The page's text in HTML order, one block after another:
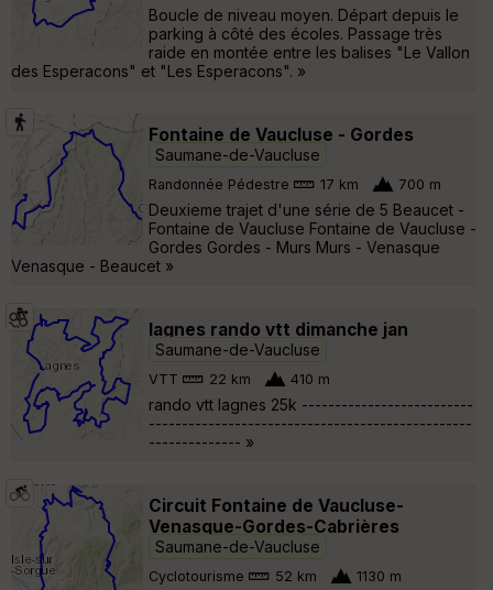
Boucle de niveau moyen. Départ depuis le
parking à côté des écoles. Passage très
raide en montée entre les balises "Le Vallon
des Esperacons" et "Les Esperacons". »
Fontaine de Vaucluse - Gordes
Saumane-de-Vaucluse
Randonnée Pédestre 17 km 700 m
Deuxieme trajet d'une série de 5 Beaucet -
Fontaine de Vaucluse Fontaine de Vaucluse -
Gordes Gordes - Murs Murs - Venasque
Venasque - Beaucet »
lagnes rando vtt dimanche jan
Saumane-de-Vaucluse
VTT 22 km 410 m
rando vtt lagnes 25k --------------------------
-------------------------------------------------
-------------- »
Circuit Fontaine de Vaucluse-
Venasque-Gordes-Cabrières
Saumane-de-Vaucluse
Cyclotourisme 52 km 1130 m